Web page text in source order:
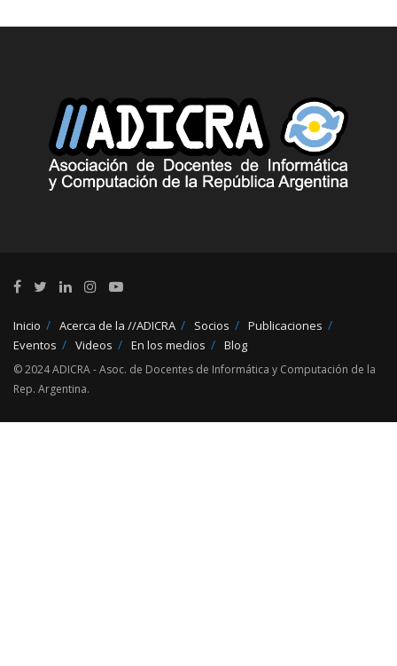
Inicio Acerca de la //ADICRA Socios
Publicaciones
Eventos
Videos En los medios Blog
© 2024 ADICRA - Asoc. de Docentes de Informática y Computación de la
Rep. Argentina.